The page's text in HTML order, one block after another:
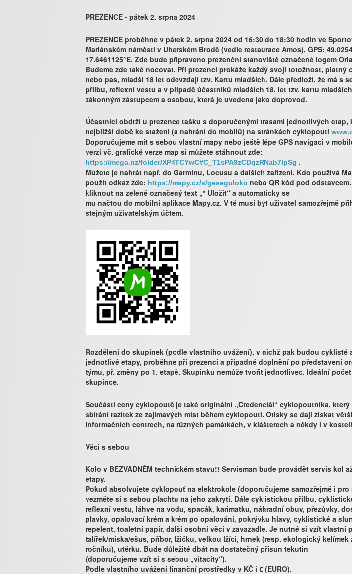
PREZENCE - pátek 2. srpna 2024
PREZENCE proběhne v pátek 2. srpna 2024 od 16:30 do 18:30 hodin ve
Mariánském náměstí v Uherském Brodě (vedle restaurace Amos), GPS:
17.6461125°E. Zde bude připraveno prezenční stanoviště označené logem
Budeme zde také nocovat. Při prezenci prokáže každý svoji totožnost, platný
nebo pas, mladší 18 let odevzdají tzv. Kartu mladších. Dále předloží, že má s
přilbu, reflexní vestu a v případě účastníků mladších 18. let tzv. kartu
zákonným zástupcem a osobou, která je uvedena jako doprovod.
Účastníci obdrží u prezence tašku s doporučenými trasami jednotlivých etap,
nejbližší době ke stažení (a nahrání do mobilů) na stránkách cyklopoutí
Doporučujeme mít s sebou vlastní mapy nebo ještě lépe GPS navigaci v
verzi vč. grafické verze map si můžete stáhnout zde:
https://mega.nz/folder/XP4TCYwC#C_T1sPA9zCDqzRNab7IpSg .
Můžete je nahrát např. do Garminu, Locusu a dalších zařízení. Kdo používá
použít odkaz zde: https://mapy.cz/s/geseguloko nebo QR kód pod
kliknout na zeleně označený text „* Uložit“ a automaticky se
mu načtou do mobilní aplikace Mapy.cz. V té musí být uživatel samozřejmě
stejným uživatelským účtem.
Rozdělení do skupinek (podle vlastního uvážení), v nichž pak budou cyklisté
jednotlivé etapy, proběhne při prezenci a případné doplnění po představení
týmu, př. změny po 1. etapě. Skupinku nemůže tvořit jednotlivec. Ideální
skupince.
Součástí ceny cyklopoutě je také originální „Credenciál“ cyklopoutníka, který
sbírání razítek ze zajímavých míst během cyklopouti. Otisky se dají získat
informačních centrech, na různých památkách, v klášterech a někdy i v
Věci s sebou
Kolo v BEZVADNÉM technickém stavu!! Servisman bude provádět servis kol
etapy.
Pokud absolvujete cyklopouť na elektrokole (doporučujeme samozřejmě i pro
vezměte si s sebou plachtu na jeho zakrytí. Dále cyklistickou přilbu,
reflexní vestu, láhve na vodu, spacák, karimatku, náhradní obuv, přezůvky,
plavky, opalovací krém a krém po opalování, pokrývku hlavy, cyklistické a
repelent, toaletní papír, další osobní věci v zavazadle. Je nutné si vzít vlastní
talířek/miska/ešus, příbor, lžičku, velkou lžíci, hrnek (resp. ekologický kelímek
ročníku), utěrku. Bude důležité dbát na dostatečný přísun tekutin
(doporučujeme vzít si s sebou „vitacity“).
Podle vlastního uvážení finanční prostředky v KČ i € (EURO).